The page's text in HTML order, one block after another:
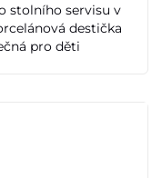
stolního servisu v
destička
pro děti